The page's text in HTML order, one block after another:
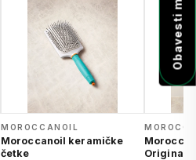
MOROCCANOIL
Moroccanoil keramičke
četke
Original